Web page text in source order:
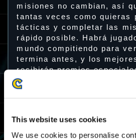
This website uses cookies
We use cookies to personalise
misiones no cambian, así
tantas veces como quieras
tácticas y completar las
rápido posible. Habrá
mundo compitiendo para
termina antes, y los
recibirán premios
Período de juego del
17/11 2023 03:00 UTC ～
UTC
11/16 2023 19:00 PST ～